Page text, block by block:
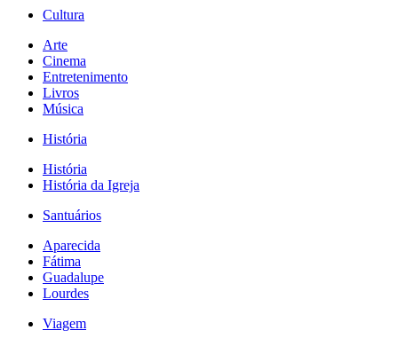
Cultura
Arte
Cinema
Entretenimento
Livros
Música
História
História
História da Igreja
Santuários
Aparecida
Fátima
Guadalupe
Lourdes
Viagem